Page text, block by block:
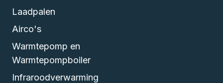
Laadpalen
Airco's
Warmtepomp en
Warmtepompboiler
Infraroodverwarming